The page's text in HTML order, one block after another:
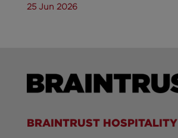
25 Jun 2026
BRAINTRUST HOSPITALITY